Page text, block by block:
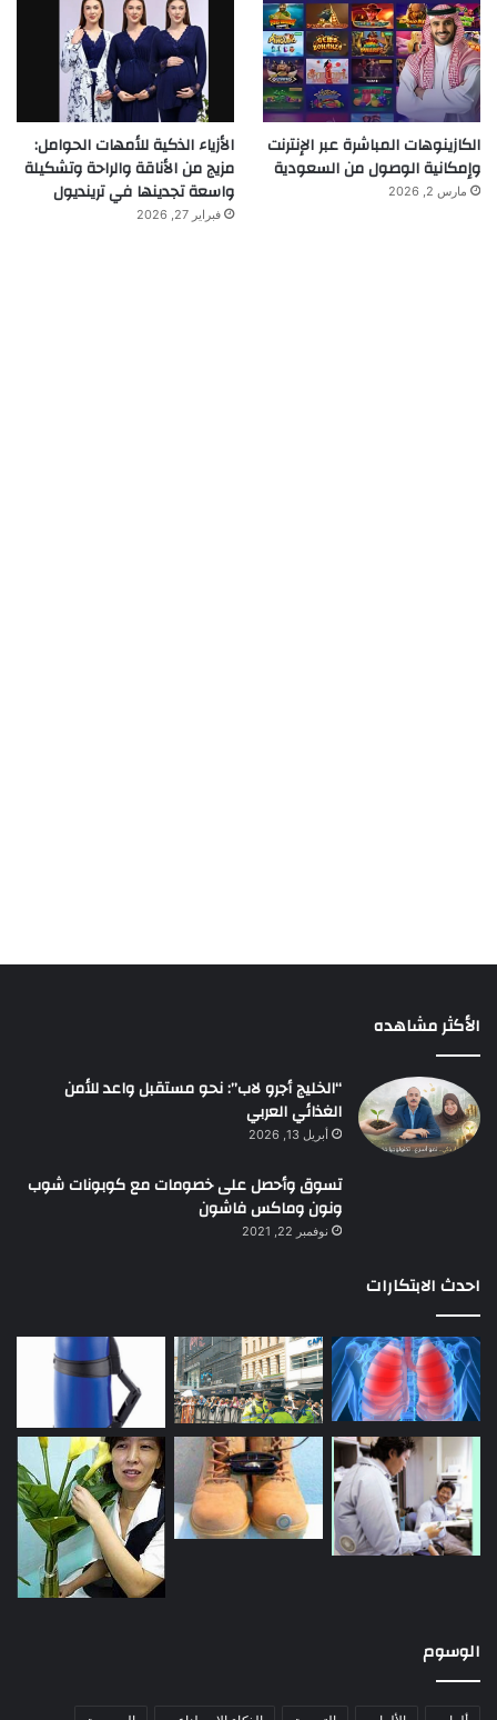
الكازينوهات المباشرة عبر الإنترنت
وإمكانية الوصول من السعودية
مارس 2, 2026
الأزياء الذكية للأمهات الحوامل:
مزيج من الأناقة والراحة وتشكيلة
واسعة تجدينها في ترينديول
فبراير 27, 2026
الأكثر مشاهده
“الخليج أجرو لاب”: نحو مستقبل واعد للأمن
الغذائي العربي
أبريل 13, 2026
تسوق وأحصل على خصومات مع كوبونات شوب
ونون وماكس فاشون
نوفمبر 22, 2021
احدث الابتكارات
الوسوم